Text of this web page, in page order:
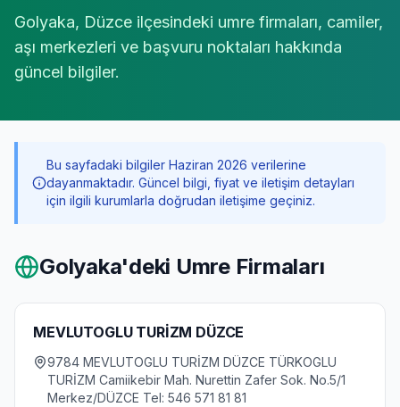
Golyaka, Düzce ilçesindeki umre firmaları, camiler,
aşı merkezleri ve başvuru noktaları hakkında
güncel bilgiler.
Bu sayfadaki bilgiler Haziran 2026 verilerine
dayanmaktadır. Güncel bilgi, fiyat ve iletişim detayları
için ilgili kurumlarla doğrudan iletişime geçiniz.
Golyaka'deki Umre Firmaları
MEVLUTOGLU TURİZM DÜZCE
9784 MEVLUTOGLU TURİZM DÜZCE TÜRKOGLU
TURİZM Camiikebir Mah. Nurettin Zafer Sok. No.5/1
Merkez/DÜZCE Tel: 546 571 81 81